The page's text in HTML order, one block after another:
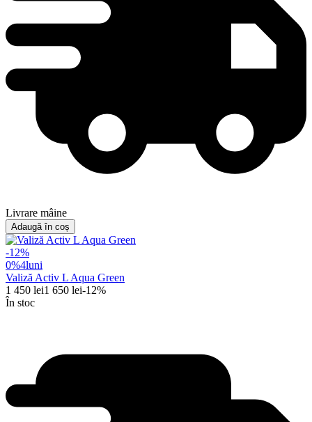
Livrare mâine
Adaugă în coș
-12%
0%4luni
Valiză Activ L Aqua Green
1 450 lei1 650 lei-12%
În stoc